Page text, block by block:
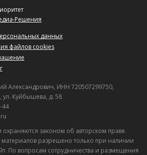
Решения
данных
файлов cookies
Александрович, ИНН 720507299750,
ул. Куйбышева, д. 58
44
законом об авторском праве.
разрешено только при наличии
По вопросам сотрудничества и размещения